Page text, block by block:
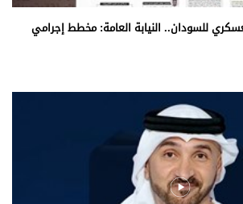
للسودان.. النيابة العامة: مخطط إجرامي
الدولة